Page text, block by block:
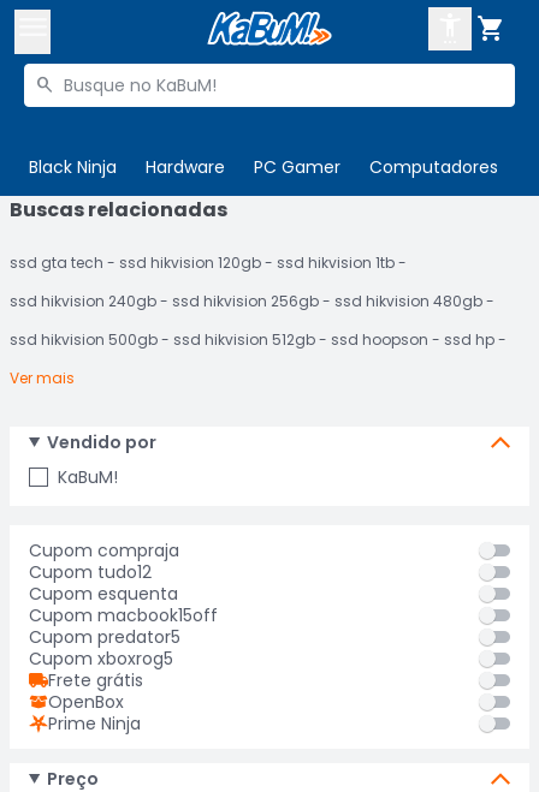

Buscar produtos

Black Ninja Hardware PC Gamer Computadores

 Departamentos
Cupons
Mais Vendidos
Ativar tradutor em libras
ENTRE
CADASTRE-SE
Buscas relacionadas
ssd gta tech ssd hikvision 120gb
ssd hikvision 1tb
ssd hikvision 240gb
ssd hikvision 256gb
ssd hikvision 480gb
ssd hikvision 500gb
ssd hikvision 512gb ssd hoopson
ssd hp
Ver mais
Vendido por
KaBuM!
Cupom compraja
Cupom tudo12
Cupom esquenta
Cupom macbook15off
Cupom predator5
Cupom xboxrog5
Frete grátis
OpenBox
Prime Ninja
Preço